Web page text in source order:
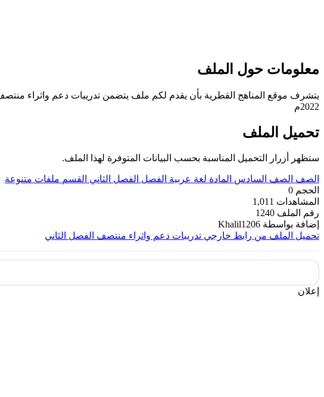
معلومات حول الملف
يتشرف موقع المناهج القطرية بأن يقدم لكم ملف يتضمن تدريبات دعم واثراء منتصف
2022م
تحميل الملف
ستظهر أزرار التحميل المناسبة بحسب البيانات المتوفرة لهذا الملف.
الصف الصف السادس المادة لغة عربية الفصل الفصل الثاني القسم ملفات متنوعة
الحجم 0
المشاهدات 1,011
رقم الملف 1240
إضافة بواسطة Khalil1206
تحميل الملف من رابط خارجي تدريبات دعم واثراء منتصف الفصل الثاني
إعلان